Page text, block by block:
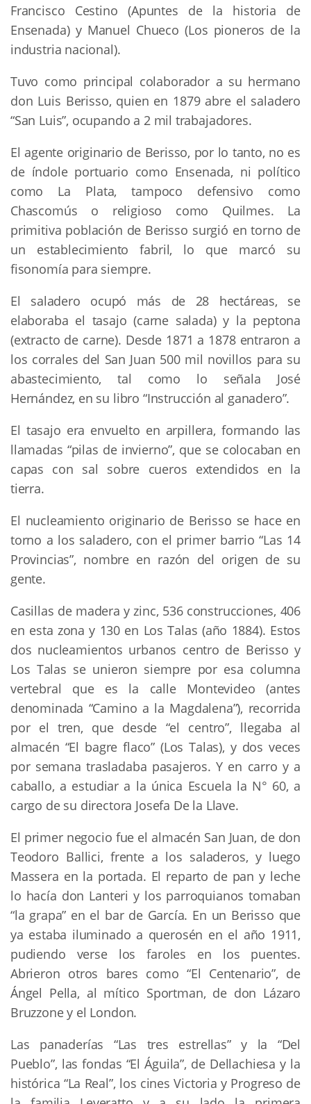
Francisco Cestino (Apuntes de la historia de
Ensenada) y Manuel Chueco (Los pioneros de la
industria nacional).
Tuvo como principal colaborador a su hermano
don Luis Berisso, quien en 1879 abre el saladero
“San Luis”, ocupando a 2 mil trabajadores.
El agente originario de Berisso, por lo tanto, no es
de índole portuario como Ensenada, ni político
como La Plata, tampoco defensivo como
Chascomús o religioso como Quilmes. La
primitiva población de Berisso surgió en torno de
un establecimiento fabril, lo que marcó su
fisonomía para siempre.
El saladero ocupó más de 28 hectáreas, se
elaboraba el tasajo (carne salada) y la peptona
(extracto de carne). Desde 1871 a 1878 entraron a
los corrales del San Juan 500 mil novillos para su
abastecimiento, tal como lo señala José
Hernández, en su libro “Instrucción al ganadero”.
El tasajo era envuelto en arpillera, formando las
llamadas “pilas de invierno”, que se colocaban en
capas con sal sobre cueros extendidos en la
tierra.
El nucleamiento originario de Berisso se hace en
torno a los saladero, con el primer barrio “Las 14
Provincias”, nombre en razón del origen de su
gente.
Casillas de madera y zinc, 536 construcciones, 406
en esta zona y 130 en Los Talas (año 1884). Estos
dos nucleamientos urbanos centro de Berisso y
Los Talas se unieron siempre por esa columna
vertebral que es la calle Montevideo (antes
denominada “Camino a la Magdalena”), recorrida
por el tren, que desde “el centro”, llegaba al
almacén “El bagre flaco” (Los Talas), y dos veces
por semana trasladaba pasajeros. Y en carro y a
caballo, a estudiar a la única Escuela la N° 60, a
cargo de su directora Josefa De la Llave.
El primer negocio fue el almacén San Juan, de don
Teodoro Ballici, frente a los saladeros, y luego
Massera en la portada. El reparto de pan y leche
lo hacía don Lanteri y los parroquianos tomaban
“la grapa” en el bar de García. En un Berisso que
ya estaba iluminado a querosén en el año 1911,
pudiendo verse los faroles en los puentes.
Abrieron otros bares como “El Centenario”, de
Ángel Pella, al mítico Sportman, de don Lázaro
Bruzzone y el London.
Las panaderías “Las tres estrellas” y la “Del
Pueblo”, las fondas “El Águila”, de Dellachiesa y la
histórica “La Real”, los cines Victoria y Progreso de